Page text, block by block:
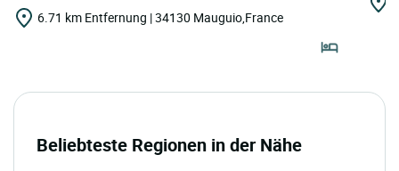
6.71 km Entfernung | 34130 Mauguio,France
Beliebteste Regionen in der Nähe